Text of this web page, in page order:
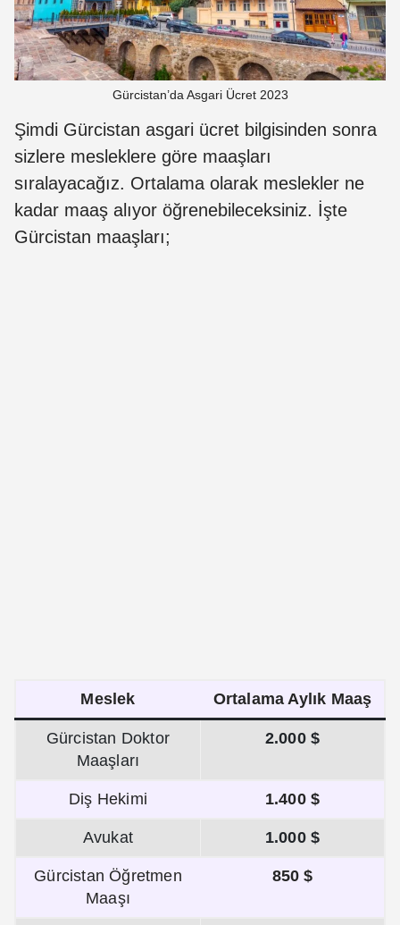
Gürcistan’da Asgari Ücret 2023
Şimdi Gürcistan asgari ücret bilgisinden sonra
sizlere mesleklere göre maaşları
sıralayacağız. Ortalama olarak meslekler ne
kadar maaş alıyor öğrenebileceksiniz. İşte
Gürcistan maaşları;
Meslek Ortalama Aylık Maaş
Gürcistan Doktor
Maaşları
2.000 $
Diş Hekimi 1.400 $
Avukat 1.000 $
Gürcistan Öğretmen
Maaşı
850 $